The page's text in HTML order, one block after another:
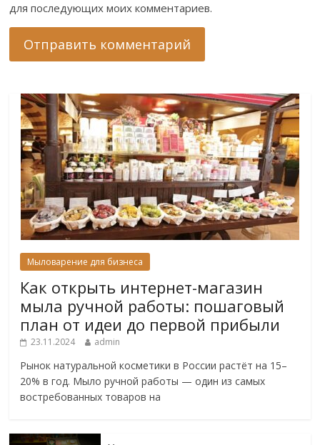
для последующих моих комментариев.
Мыловарение для бизнеса
Как открыть интернет-магазин
мыла ручной работы: пошаговый
план от идеи до первой прибыли
23.11.2024 admin
Рынок натуральной косметики в России растёт на 15–
20% в год. Мыло ручной работы — один из самых
востребованных товаров на